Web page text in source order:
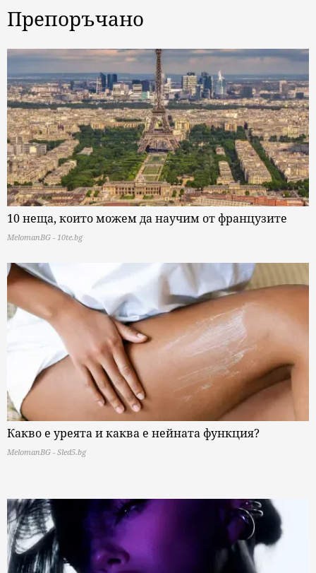
Препоръчано
10 неща, които можем да научим от французите
MelomanBG - 10te.bg
Какво е уреята и каква е нейната функция?
MelomanBG - Sled5.bg